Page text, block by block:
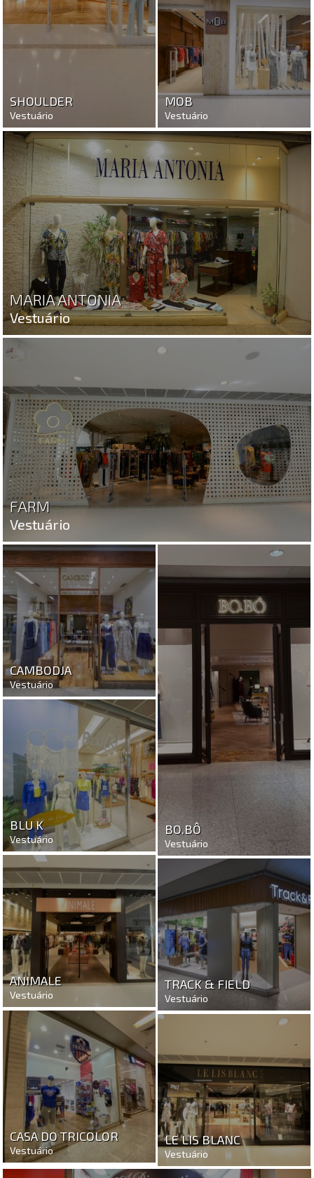
SHOULDER
Vestuário
MOB
Vestuário
MARIA ANTONIA
Vestuário
FARM
Vestuário
CAMBODJA
Vestuário
BO.BÔ
Vestuário
BLU K
Vestuário
ANIMALE
Vestuário
TRACK & FIELD
Vestuário
CASA DO TRICOLOR
Vestuário
LE LIS BLANC
Vestuário